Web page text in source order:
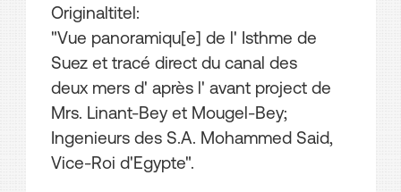
Originaltitel:
"Vue panoramiqu[e] de l' Isthme de
Suez et tracé direct du canal des
deux mers d' après l' avant project de
Mrs. Linant-Bey et Mougel-Bey;
Ingenieurs des S.A. Mohammed Said,
Vice-Roi d'Egypte".